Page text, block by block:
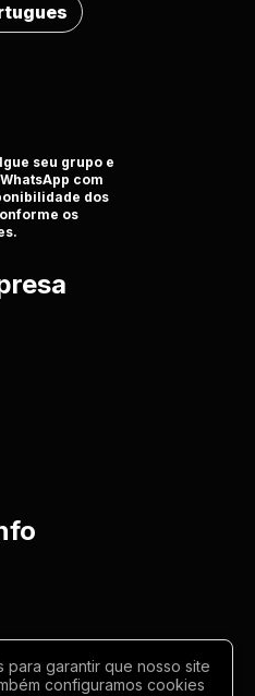
seu grupo e
com
dos
os
para garantir que nosso site
configuramos cookies